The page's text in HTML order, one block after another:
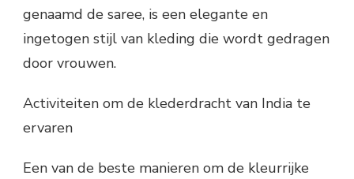
genaamd de saree, is een elegante en
ingetogen stijl van kleding die wordt gedragen
door vrouwen.
Activiteiten om de klederdracht van India te
ervaren
Een van de beste manieren om de kleurrijke